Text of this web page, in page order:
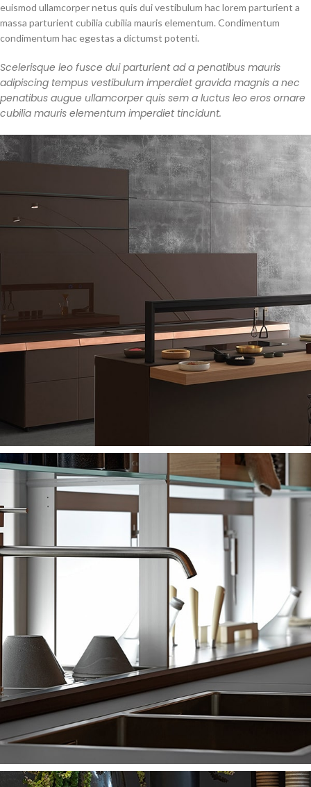
euismod ullamcorper netus quis dui vestibulum hac lorem parturient a
massa parturient cubilia cubilia mauris elementum. Condimentum
condimentum hac egestas a dictumst potenti.
Scelerisque leo fusce dui parturient ad a penatibus mauris
adipiscing tempus vestibulum imperdiet gravida magnis a nec
penatibus augue ullamcorper quis sem a luctus leo eros ornare
cubilia mauris elementum imperdiet tincidunt.